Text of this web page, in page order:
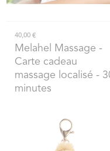
40,00 €
Melahel Massage -
Carte cadeau
massage localisé -
minutes